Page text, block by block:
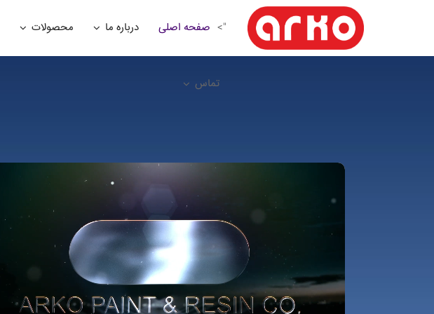
"> صفحه اصلی درباره ما محصولات
تماس